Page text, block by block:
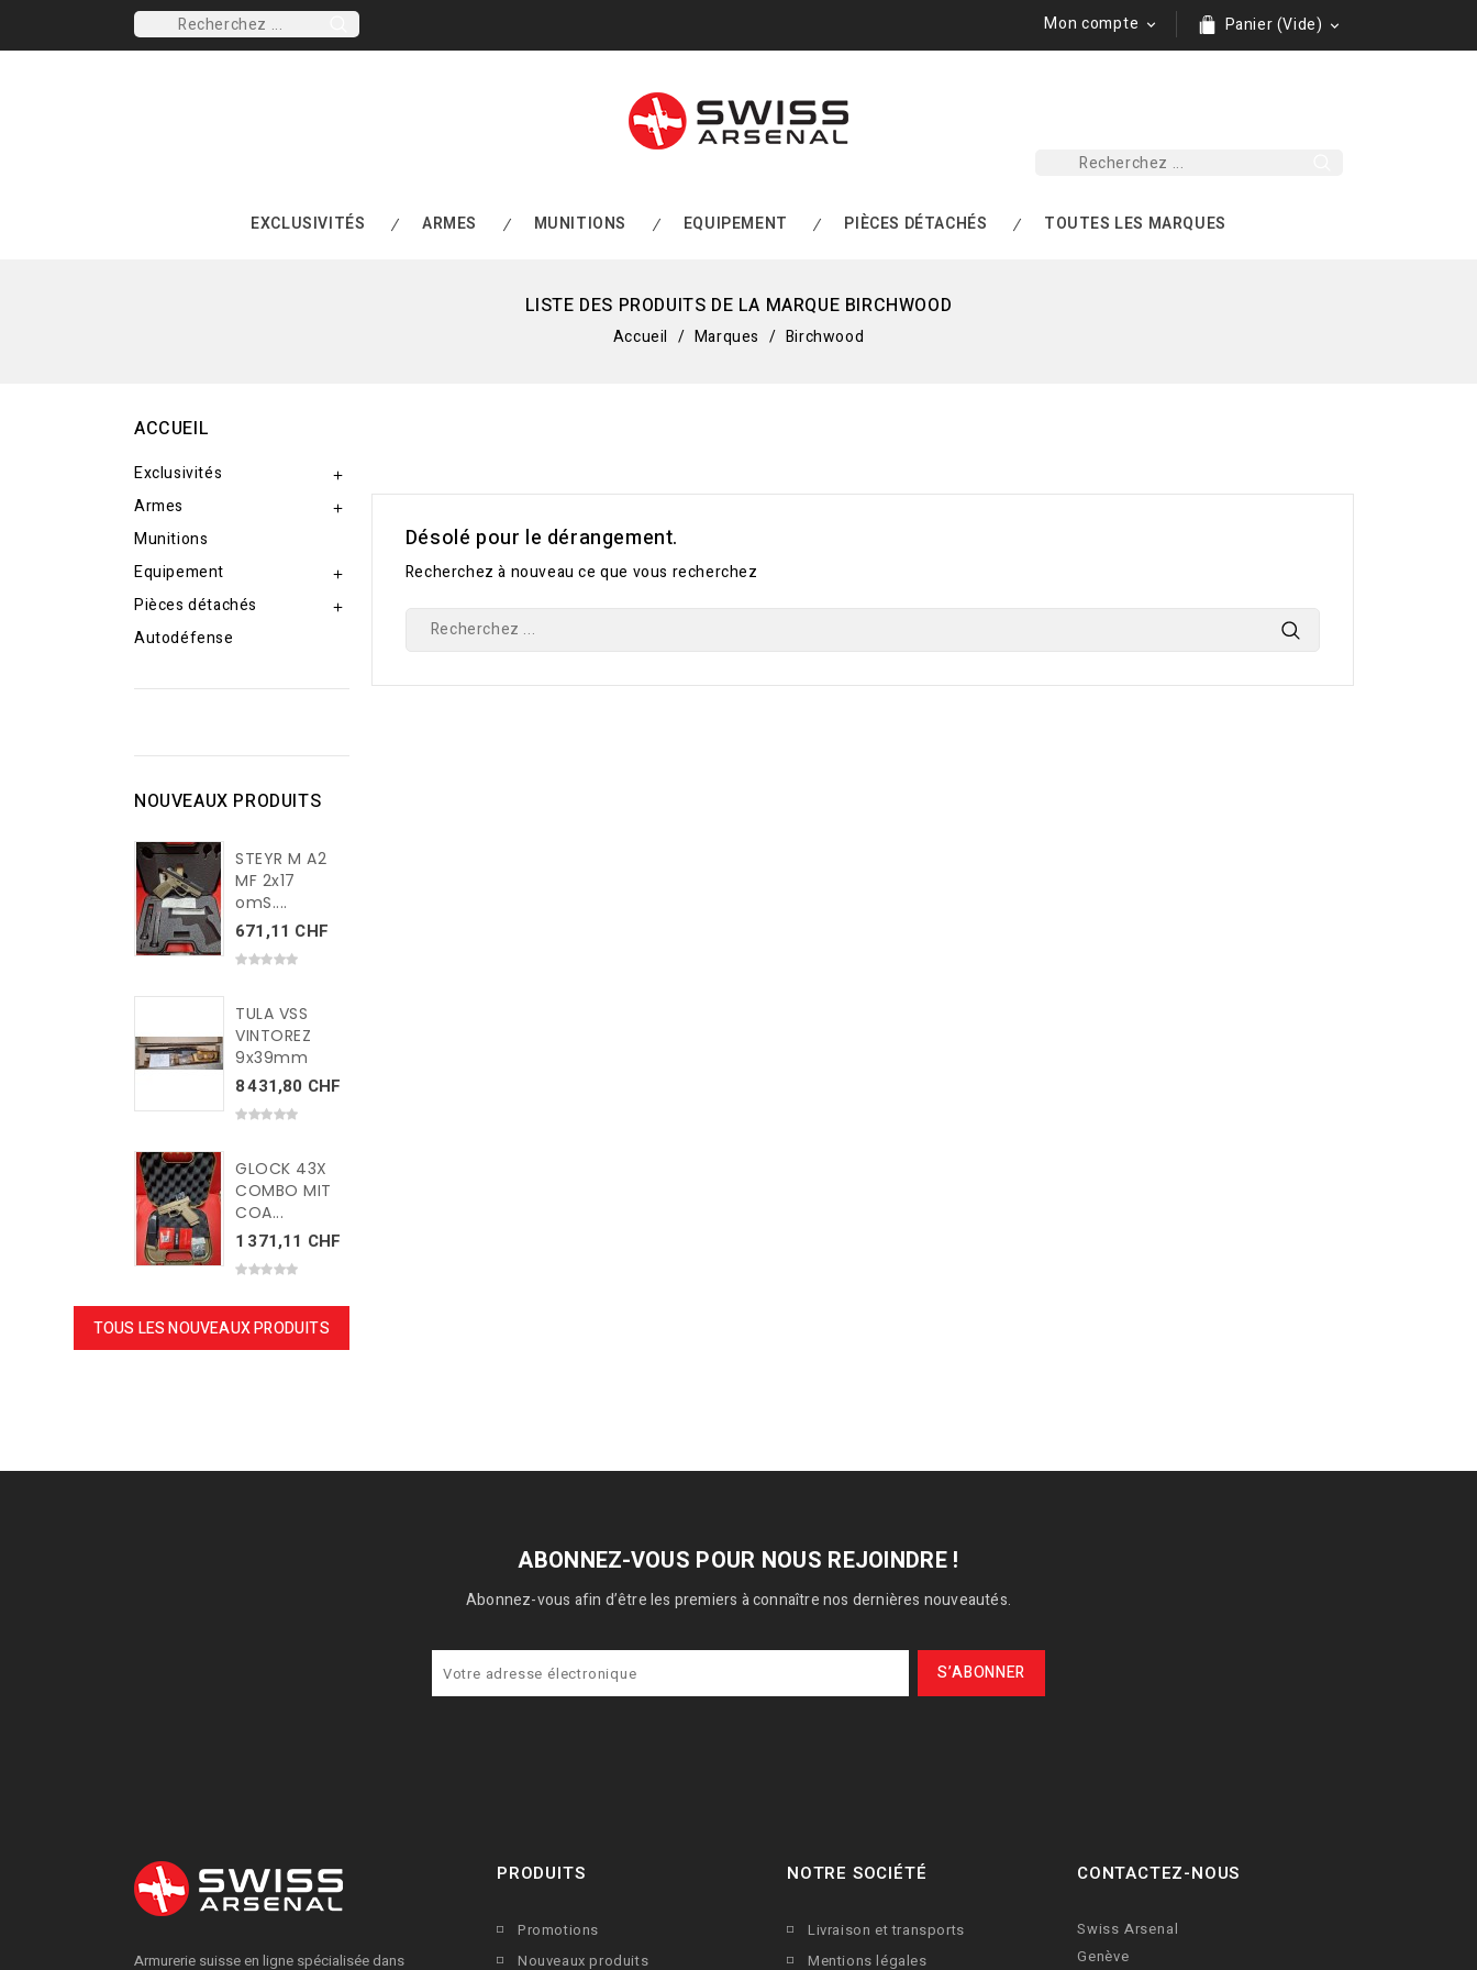
Mon compte  Panier (Vide) 
EXCLUSIVITÉS ARMES MUNITIONS EQUIPEMENT PIÈCES DÉTACHÉS TOUTES LES MARQUES
LISTE DES PRODUITS DE LA MARQUE BIRCHWOOD
Accueil Marques Birchwood
ACCUEIL
Exclusivités 
Armes 
Munitions
Equipement

Pièces détachés 
Autodéfense
NOUVEAUX PRODUITS
STEYR M A2
MF 2x17
omS....
671,11 CHF
TULA VSS
VINTOREZ
9x39mm
8 431,80 CHF
GLOCK 43X
COMBO MIT
COA...
1 371,11 CHF
TOUS LES NOUVEAUX PRODUITS
Désolé pour le dérangement.
Recherchez à nouveau ce que vous recherchez
ABONNEZ-VOUS POUR NOUS REJOINDRE !
Abonnez-vous afin d’être les premiers à connaître nos dernières nouveautés.
Armurerie suisse en ligne spécialisée dans
PRODUITS
Promotions
Nouveaux produits
NOTRE SOCIÉTÉ
Livraison et transports
Mentions légales
CONTACTEZ-NOUS
Swiss Arsenal
Genève